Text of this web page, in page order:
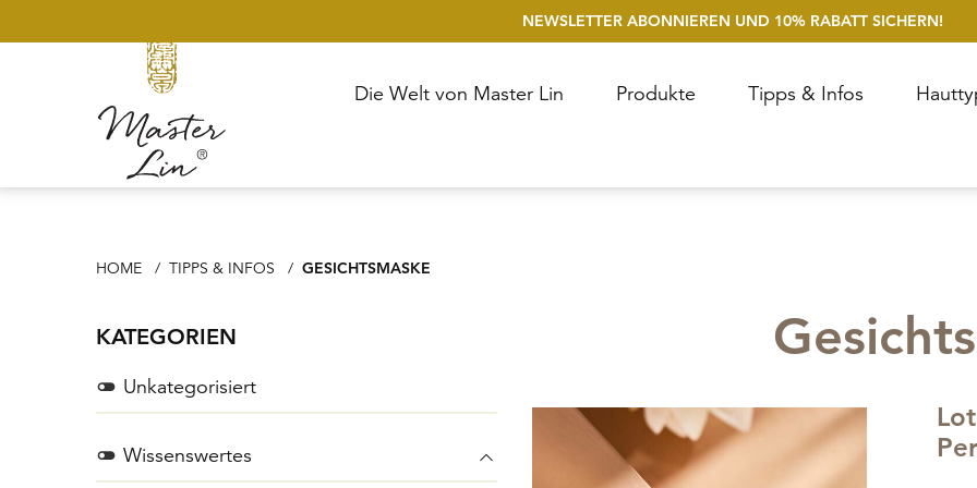
NEWSLETTER ABONNIEREN UND 10% RABATT SICHERN!
Die Welt von Master Lin Produkte Tipps & Infos
HOME TIPPS & INFOS AKTUELL: GESICHTSMASKE
GESICHTSMASKE
Seitenleiste
KATEGORIEN
Unkategorisiert
Wissenswertes
Toggle menu